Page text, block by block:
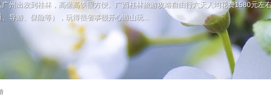
定要看！
州出发到桂林，高坐高铁很方便。广西桂林旅游攻略自由行六天人均花费1580元左
导游、保险等），玩得很省事很开心游山玩...